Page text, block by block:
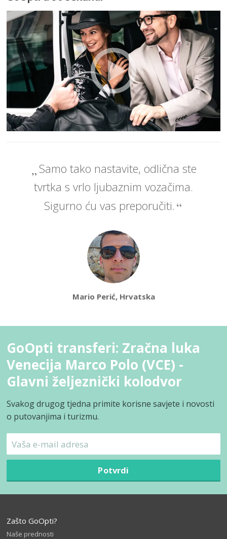
Samo tako nastavite, odlična ste
tvrtka s vrlo ljubaznim vozačima.
Sigurno ću vas preporučiti.
Mario Perić, Hrvatska
GoOpti transferi: Zračna luka
Venecija Marco Polo (VCE) -
Glavni željeznički kolodvor
Svakog drugog tjedna primite korisne savjete i novosti
o putovanjima i turizmu.
Potvrdi
Zašto GoOpti?
Naše prednosti